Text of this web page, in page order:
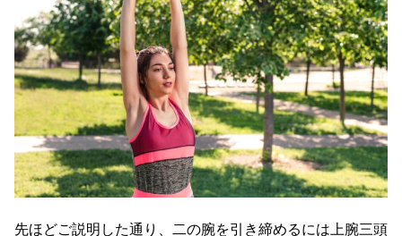
先ほどご説明した通り、二の腕を引き締めるには上腕三頭